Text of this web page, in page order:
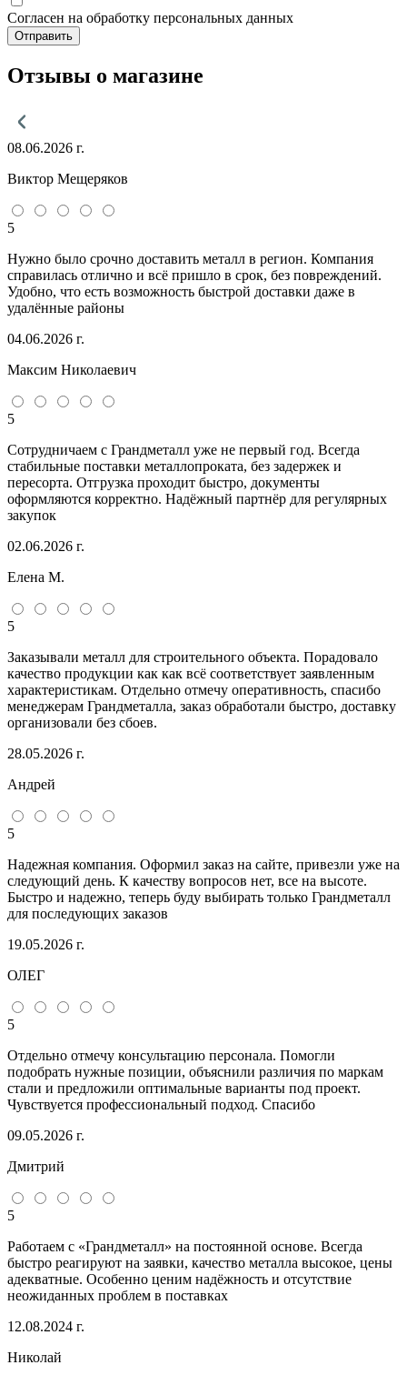
Согласен на обработку персональных данных
Отправить
Отзывы о магазине
08.06.2026 г.
Виктор Мещеряков
5
Нужно было срочно доставить металл в регион. Компания
справилась отлично и всё пришло в срок, без повреждений.
Удобно, что есть возможность быстрой доставки даже в
удалённые районы
04.06.2026 г.
Максим Николаевич
5
Сотрудничаем с Грандметалл уже не первый год. Всегда
стабильные поставки металлопроката, без задержек и
пересорта. Отгрузка проходит быстро, документы
оформляются корректно. Надёжный партнёр для регулярных
закупок
02.06.2026 г.
Елена М.
5
Заказывали металл для строительного объекта. Порадовало
качество продукции как как всё соответствует заявленным
характеристикам. Отдельно отмечу оперативность, спасибо
менеджерам Грандметалла, заказ обработали быстро, доставку
организовали без сбоев.
28.05.2026 г.
Андрей
5
Надежная компания. Оформил заказ на сайте, привезли уже на
следующий день. К качеству вопросов нет, все на высоте.
Быстро и надежно, теперь буду выбирать только Грандметалл
для последующих заказов
19.05.2026 г.
ОЛЕГ
5
Отдельно отмечу консультацию персонала. Помогли
подобрать нужные позиции, объяснили различия по маркам
стали и предложили оптимальные варианты под проект.
Чувствуется профессиональный подход. Спасибо
09.05.2026 г.
Дмитрий
5
Работаем с «Грандметалл» на постоянной основе. Всегда
быстро реагируют на заявки, качество металла высокое, цены
адекватные. Особенно ценим надёжность и отсутствие
неожиданных проблем в поставках
12.08.2024 г.
Николай